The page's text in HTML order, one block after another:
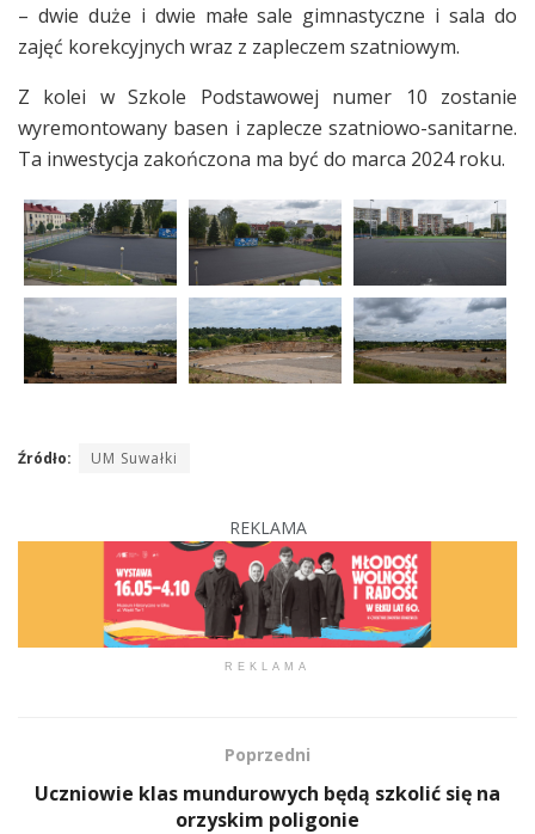
– dwie duże i dwie małe sale gimnastyczne i sala do
zajęć korekcyjnych wraz z zapleczem szatniowym.
Z kolei w Szkole Podstawowej numer 10 zostanie
wyremontowany basen i zaplecze szatniowo-sanitarne.
Ta inwestycja zakończona ma być do marca 2024 roku.
Źródło: UM Suwałki
REKLAMA
REKLAMA
Poprzedni
Uczniowie klas mundurowych będą szkolić się na
orzyskim poligonie